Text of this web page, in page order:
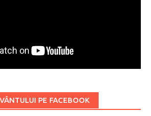
PE FACEBOOK